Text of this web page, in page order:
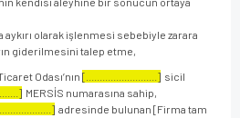
olarak işlenmesi sebebiyle zarara
giderilmesini talep etme,
Odası’nın [..........................] sicil
MERSİS numarasına sahip,
adresinde bulunan [Firma tam